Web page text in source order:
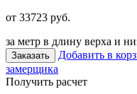
от 33723 руб.
за метр в длину верха и
Заказать Добавить в
замерщика
Получить расчет